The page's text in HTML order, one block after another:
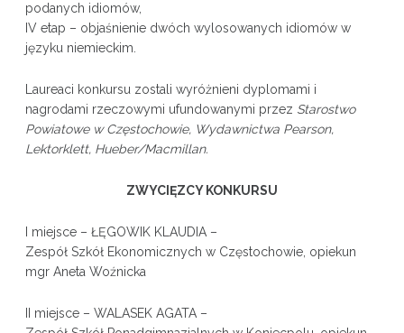
podanych idiomów,
IV etap – objaśnienie dwóch wylosowanych idiomów w
języku niemieckim.
Laureaci konkursu zostali wyróżnieni dyplomami i
nagrodami rzeczowymi ufundowanymi przez Starostwo
Powiatowe w Częstochowie, Wydawnictwa Pearson,
Lektorklett, Hueber/Macmillan.
ZWYCIĘZCY KONKURSU
I miejsce – ŁĘGOWIK KLAUDIA –
Zespół Szkół Ekonomicznych w Częstochowie, opiekun
mgr Aneta Woźnicka
II miejsce – WALASEK AGATA –